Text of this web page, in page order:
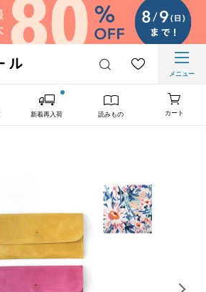
メニュー
新着再入荷 読みもの カート